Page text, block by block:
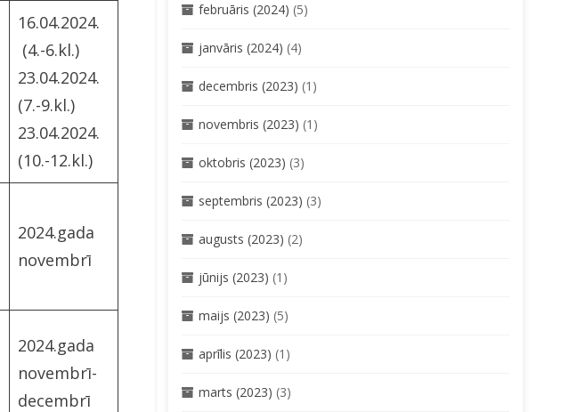
16.04.2024.
(4.-6.kl.)
23.04.2024.
(7.-9.kl.)
23.04.2024.
(10.-12.kl.)
2024.gada
novembrī
2024.gada
novembrī-
decembrī
februāris (2024) (5)
janvāris (2024) (4)
decembris (2023) (1)
novembris (2023) (1)
oktobris (2023) (3)
septembris (2023) (3)
augusts (2023) (2)
jūnijs (2023) (1)
maijs (2023) (5)
aprīlis (2023) (1)
marts (2023) (3)